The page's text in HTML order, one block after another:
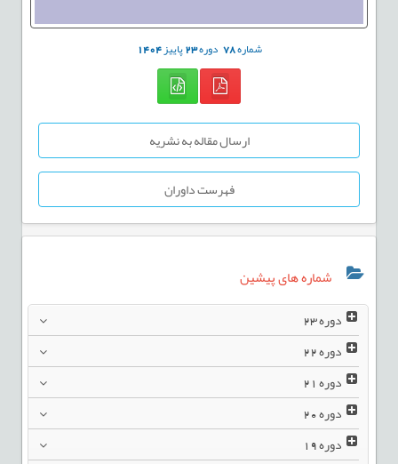
شماره78 دوره23پاییز1404
ارسال مقاله به نشریه
فهرست داوران
شماره های پیشین
دوره23
دوره22
دوره21
دوره20
دوره19